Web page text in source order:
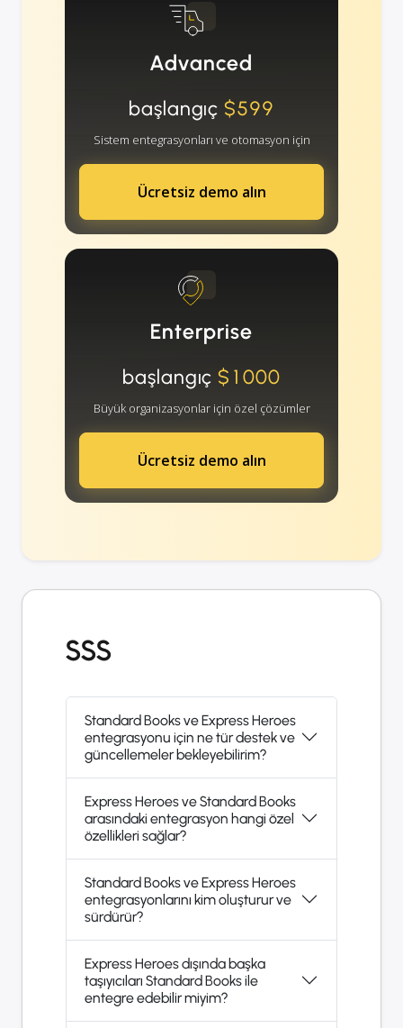
Advanced
başlangıç$599
Sistem entegrasyonları ve otomasyon için
Ücretsiz demo alın
Enterprise
başlangıç$1000
Büyük organizasyonlar için özel çözümler
Ücretsiz demo alın
SSS
Standard Books ve Express Heroes
entegrasyonu için ne tür destek ve
güncellemeler bekleyebilirim?
Express Heroes ve Standard Books
arasındaki entegrasyon hangi özel
özellikleri sağlar?
Standard Books ve Express Heroes
entegrasyonlarını kim oluşturur ve
sürdürür?
Express Heroes dışında başka
taşıyıcıları Standard Books ile
entegre edebilir miyim?